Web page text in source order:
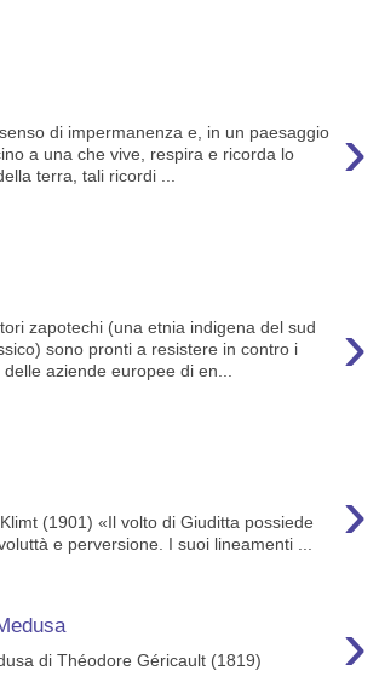
›
di impermanenza e, in un paesaggio
a una che vive, respira e ricorda lo
terra, tali ricordi ...
›
zapotechi (una etnia indigena del sud
sono pronti a resistere in contro i
aziende europee di en...
›
(1901) «Il volto di Giuditta possiede
e perversione. I suoi lineamenti ...
›
di Théodore Géricault (1819)